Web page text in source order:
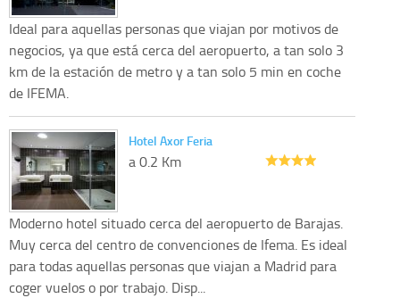
Ideal para aquellas personas que viajan por motivos de
negocios, ya que está cerca del aeropuerto, a tan solo 3
km de la estación de metro y a tan solo 5 min en coche
de IFEMA.
Hotel Axor Feria
a 0.2 Km
Moderno hotel situado cerca del aeropuerto de Barajas.
Muy cerca del centro de convenciones de Ifema. Es ideal
para todas aquellas personas que viajan a Madrid para
coger vuelos o por trabajo. Disp...